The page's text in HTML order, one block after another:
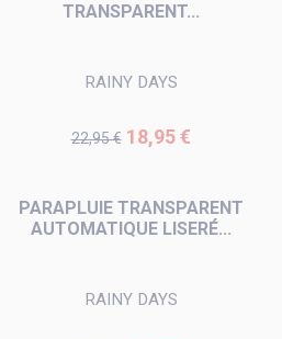
TRANSPARENT...
RAINY DAYS
Prix de base
22,95 € Prix
18,95 €
PARAPLUIE TRANSPARENT
AUTOMATIQUE LISERÉ...
RAINY DAYS